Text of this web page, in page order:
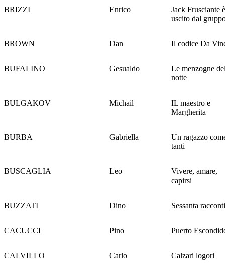
BRIZZI Enrico
Jack Frusciante è
uscito dal
BROWN Dan Il codice Da
BUFALINO Gesualdo
Le menzogne
notte
BULGAKOV Michail
IL maestro e
Margherita
BURBA Gabriella
Un ragazzo
tanti
BUSCAGLIA Leo
Vivere, amare,
capirsi
BUZZATI Dino Sessanta racconti
CACUCCI Pino Puerto
CALVILLO Carlo Calzari logori